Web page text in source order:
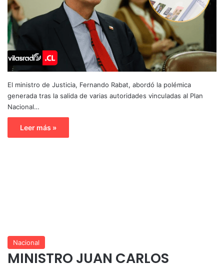
El ministro de Justicia, Fernando Rabat, abordó la polémica
generada tras la salida de varias autoridades vinculadas al Plan
Nacional…
Leer más »
Nacional
MINISTRO JUAN CARLOS